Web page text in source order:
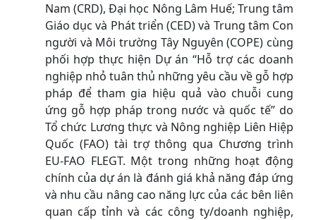
Nam (CRD), Đại học Nông Lâm Huế; Trung tâm
Giáo dục và Phát triển (CED) và Trung tâm Con
người và Môi trường Tây Nguyên (COPE) cùng
phối hợp thực hiện Dự án “Hỗ trợ các doanh
nghiệp nhỏ tuân thủ những yêu cầu về gỗ hợp
pháp để tham gia hiệu quả vào chuỗi cung
ứng gỗ hợp pháp trong nước và quốc tế” do
Tổ chức Lương thực và Nông nghiệp Liên Hiệp
Quốc (FAO) tài trợ thông qua Chương trình
EU-FAO FLEGT. Một trong những hoạt động
chính của dự án là đánh giá khả năng đáp ứng
và nhu cầu nâng cao năng lực của các bên liên
quan cấp tỉnh và các công ty/doanh nghiệp,